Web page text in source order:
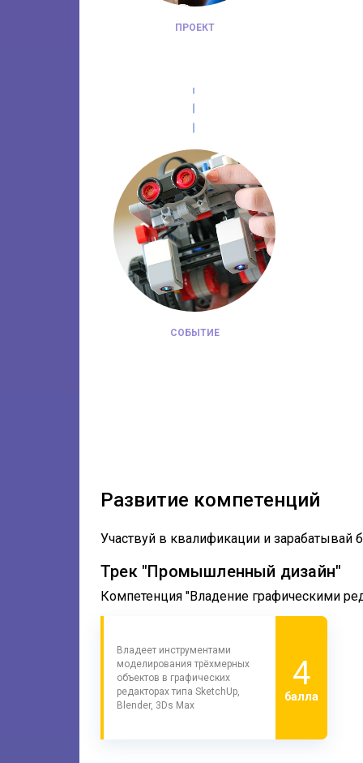
ПРОЕКТ
СОБЫТИЕ
Развитие компетенций
Участвуй в квалификации и зарабатывай
Трек "Промышленный дизайн"
Компетенция "Владение графическими
Владеет инструментами
моделирования трёхмерных
объектов в графических
редакторах типа SketchUp,
Blender, 3Ds Max
4
балла